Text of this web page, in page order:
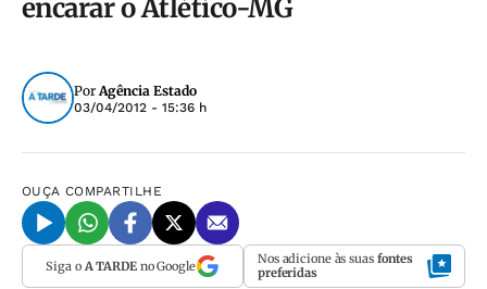
encarar o Atlético-MG
PorAgência Estado
03/04/2012 - 15:36 h
OUÇA COMPARTILHE
Siga o A TARDEno Google Nos adicione às suas fontes
preferidas